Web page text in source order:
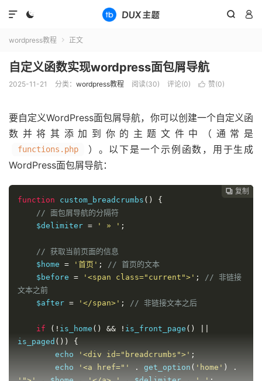
  

wordpress教程  正文
自定义函数实现wordpress面包屑导航
2025-11-21 分类： wordpress教程 阅读(30) 评论(0)  赞(0)
要自定义WordPress面包屑导航，你可以创建一个自定义函
数并将其添加到你的主题文件中（通常是
functions.php
）。以下是一个示例函数，用于生成
WordPress面包屑导航：
 复制
 复制
 复制
 复制
function custom_breadcrumbs ()
{
// 面包屑导航的分隔符
    $delimiter
= ' » ' ;
// 获取当前页面的信息
    $home
= '首页' ;
// 首页的文本
    $before
= '<span class="current">' ;
// 非链接
文本之前
    $after
= '</span>' ; // 非链接文本之后
if (! is_home () && ! is_front_page ()
is_paged ())
{
        echo
'<div id="breadcrumbs">' ;
        echo
'<a href="' . get_option ( 'home' )
.